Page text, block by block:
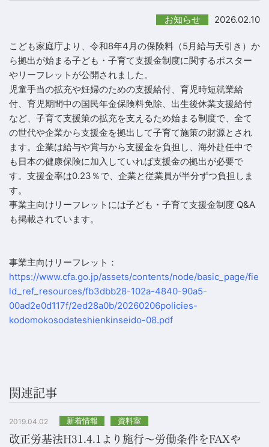
お知らせ 2026.02.10
こども家庭庁より、令和8年4月の保険料（5月給与天引き）か
ら拠出が始まる子ども・子育て支援金制度に関するポスター
やリーフレットが公開されました。
児童手当の拡充や妊婦のための支援給付、育児時短就業給
付、育児期間中の国民年金保険料免除、出生後休業支援給付
など、子育て支援策の拡充を支えるため始まる制度で、全て
の世代や企業から支援金を拠出して子育て施策の財源とされ
ます。企業は給与や賞与から支援金を負担し、海外赴任中で
も日本の健康保険に加入していれば支援金の拠出が必要で
す。支援金率は0.23％で、企業と従業員が半分ずつ負担しま
す。
事業主向けリーフレットには子ども・子育て支援金制度 Q&A
も掲載されています。
事業主向けリーフレット：
https://www.cfa.go.jp/assets/contents/node/basic_page/fie
ld_ref_resources/fb3dbb28-102a-4840-90a5-
00ad2e0d117f/2ed28a0b/20260206policies-
kodomokosodateshienkinseido-08.pdf
関連記事
2019.04.02 新着情報 資料室
改正労基法H31.4.1より施行～労働条件をFAXや